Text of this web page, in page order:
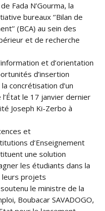
Fada N’Gourma, la
bureaux ‘’Bilan de
(BCA) au sein des
et de recherche
et d’orientation
d’insertion
concrétisation d’un
le 17 janvier dernier
Joseph Ki-Zerbo à
et
d’Enseignement
une solution
les étudiants dans la
leurs projets
le ministre de la
Boubacar SAVADOGO,